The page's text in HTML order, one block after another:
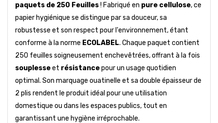
paquets de 250 Feuilles! Fabriqué en pure cellulose, ce
papier hygiénique se distingue par sa douceur, sa
robustesse et son respect pour l'environnement, étant
conforme à la norme ECOLABEL. Chaque paquet contient
250 feuilles soigneusement enchevêtrées, offrant à la fois
souplesseet résistancepour un usage quotidien
optimal. Son marquage ouatinelle et sa double épaisseur de
2 plis rendent le produit idéal pour une utilisation
domestique ou dans les espaces publics, tout en
garantissant une hygiène irréprochable.